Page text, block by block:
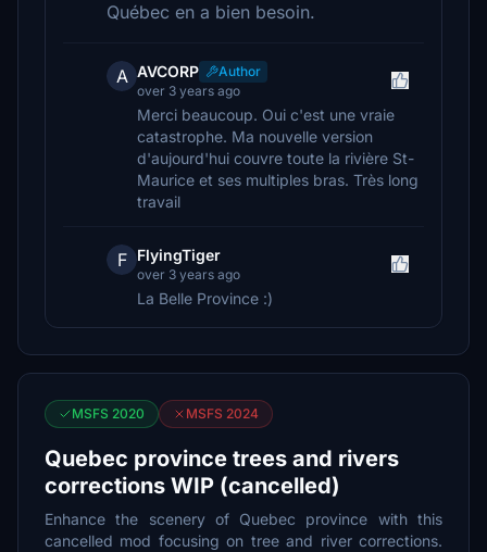
Québec en a bien besoin.
A AVCORP
Author
over 3 years ago
Merci beaucoup. Oui c'est une vraie
catastrophe. Ma nouvelle version
d'aujourd'hui couvre toute la rivière St-
Maurice et ses multiples bras. Très long
travail
F FlyingTiger
over 3 years ago
La Belle Province :)
MSFS 2020 MSFS 2024
Quebec province trees and rivers
corrections WIP (cancelled)
Enhance the scenery of Quebec province with this
cancelled mod focusing on tree and river corrections.